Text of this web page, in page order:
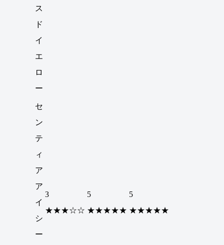
ス
ド
イ
エ
ロ
ー
セ
ン
テ
ィ
ア
ア
イ
シ
ー
3
★★★☆☆
5
★★★★★
5
★★★★★